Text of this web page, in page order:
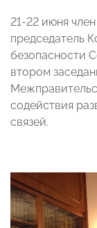
21-22 июня
председатель
безопасности
втором
содействия
связей.